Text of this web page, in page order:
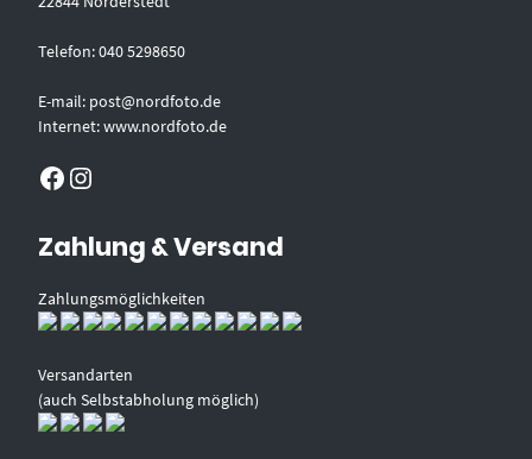
Telefon: 040 5298650
E-mail: post@nordfoto.de
Internet: www.nordfoto.de
Facebook Instagram
Zahlung & Versand
Zahlungsmöglichkeiten
Versandarten
(auch Selbstabholung möglich)